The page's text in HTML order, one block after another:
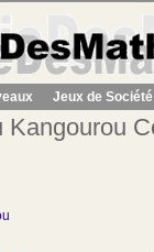
Jeux de Société
Kangourou